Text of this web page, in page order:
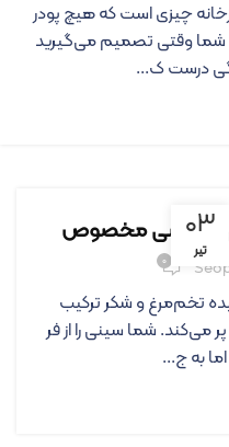
چیزی است که هیچ پودر
شما وقتی تصمیم می‌گیرید
درست ک...
۰۳
تیر
مجلسی مخصوص
۰
تخم‌مرغ و شکر ترکیب
می‌کند. شما سینی را از فر
به ج...